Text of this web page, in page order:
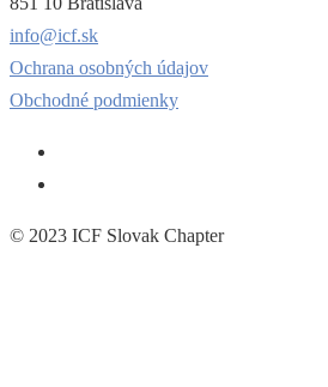
info@icf.sk
Ochrana osobných údajov
Obchodné podmienky
© 2023 ICF Slovak Chapter